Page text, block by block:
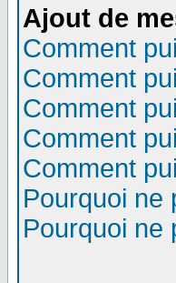
Ajout de
Comment
Comment
Comment
Comment
Comment
Pourquoi ne
Pourquoi ne